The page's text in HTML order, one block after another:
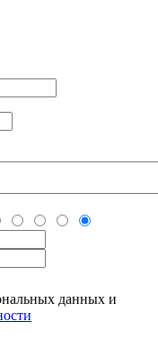
данных и